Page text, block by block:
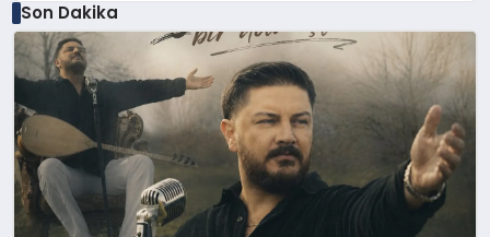
Son Dakika